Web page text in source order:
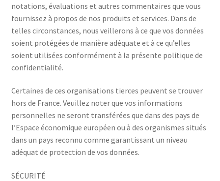
notations, évaluations et autres commentaires que vous
fournissez à propos de nos produits et services. Dans de
telles circonstances, nous veillerons à ce que vos données
soient protégées de manière adéquate et à ce qu’elles
soient utilisées conformément à la présente politique de
confidentialité.
Certaines de ces organisations tierces peuvent se trouver
hors de France. Veuillez noter que vos informations
personnelles ne seront transférées que dans des pays de
l’Espace économique européen ou à des organismes situés
dans un pays reconnu comme garantissant un niveau
adéquat de protection de vos données.
SÉCURITÉ